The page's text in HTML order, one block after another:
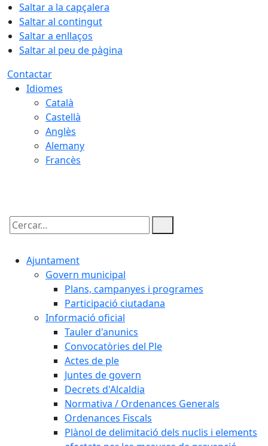
Saltar a la capçalera
Saltar al contingut
Saltar a enllaços
Saltar al peu de pàgina
Contactar
Idiomes
Català
Castellà
Anglès
Alemany
Francès
Cercar:
Ajuntament
Govern municipal
Plans, campanyes i programes
Participació ciutadana
Informació oficial
Tauler d'anunics
Convocatòries del Ple
Actes de ple
Juntes de govern
Decrets d'Alcaldia
Normativa / Ordenances Generals
Ordenances Fiscals
Plànol de delimitació dels nuclis i elements